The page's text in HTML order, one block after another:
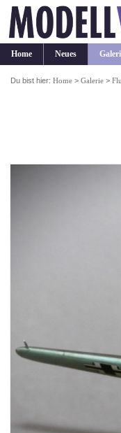
Home Neues
Du bist hier:Home >Galerie >